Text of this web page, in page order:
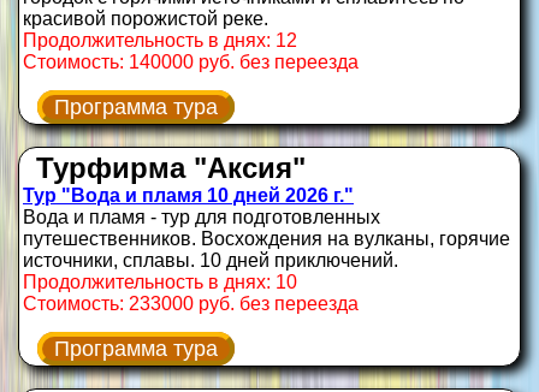
красивой порожистой реке.
Продолжительность в днях: 12
Стоимость: 140000 руб. без переезда
Программа тура
Турфирма "Аксия"
Тур "Вода и пламя 10 дней 2026 г."
Вода и пламя - тур для подготовленных
путешественников. Восхождения на вулканы, горячие
источники, сплавы. 10 дней приключений.
Продолжительность в днях: 10
Стоимость: 233000 руб. без переезда
Программа тура